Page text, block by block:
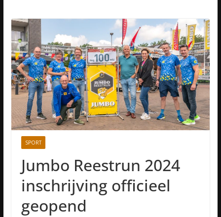
SPORT
Jumbo Reestrun 2024
inschrijving officieel
geopend